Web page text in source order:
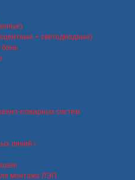
+ светодиодные)
бань
пожарных систем
линий
монтажа ЛЭП